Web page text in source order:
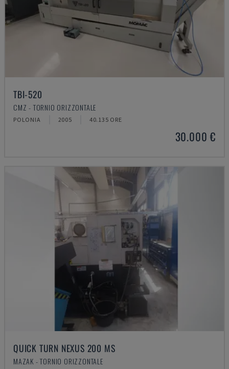
TBI-520
CMZ - TORNIO ORIZZONTALE
POLONIA 2005 40.135 ORE
30.000 €
QUICK TURN NEXUS 200 MS
MAZAK - TORNIO ORIZZONTALE